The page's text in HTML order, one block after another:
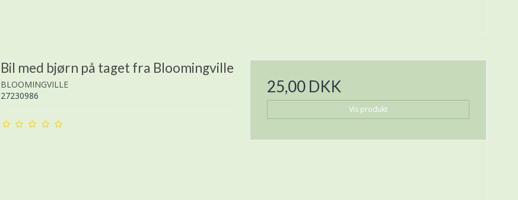
Bil med bjørn på taget fra Bloomingville
BLOOMINGVILLE
27230986
25,00 DKK
Vis produkt